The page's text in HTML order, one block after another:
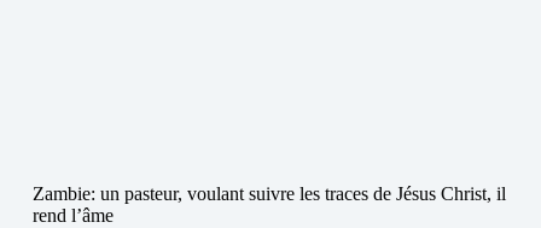
Zambie: un pasteur, voulant suivre les traces de Jésus Christ, il
rend l’âme